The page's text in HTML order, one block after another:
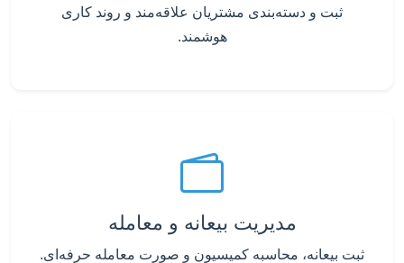
ثبت و دسته‌بندی مشتریان علاقه‌مند و روند کاری
هوشمند.
مدیریت بیعانه و معامله
ثبت بیعانه، محاسبه کمیسیون و صورت معامله حرفه‌ای.